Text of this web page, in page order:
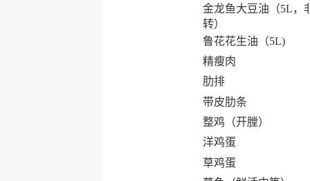
金龙鱼大豆油（5L，
转）
鲁花花生油（5L)
精瘦肉
肋排
带皮肋条
整鸡（开膛）
洋鸡蛋
草鸡蛋